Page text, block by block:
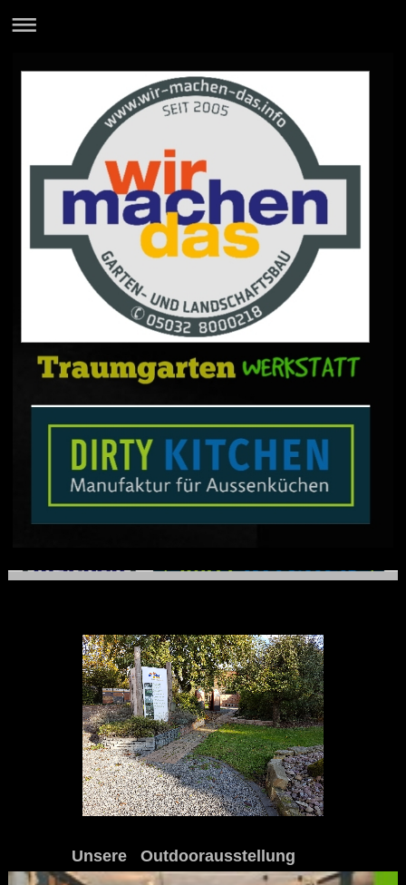
Unsere Outdoorausstellung